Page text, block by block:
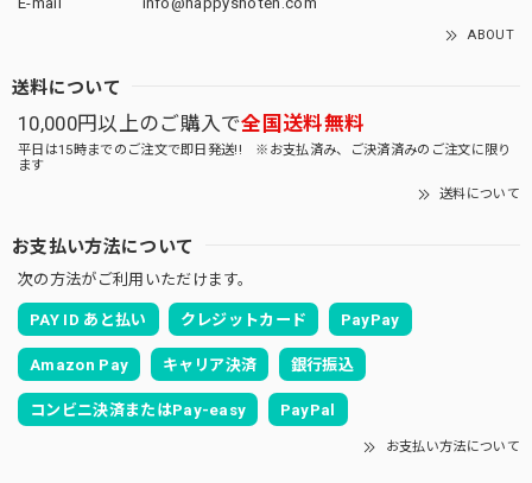
ABOUT
送料について
10,000円以上のご購入で全国送料無料
平日は15時までのご注文で即日発送!! ※お支払済み、ご決済済みのご注文に限り
ます
送料について
お支払い方法について
次の方法がご利用いただけます。
PAY ID あと払い クレジットカード PayPay
Amazon Pay キャリア決済 銀行振込
コンビニ決済またはPay-easy PayPal
お支払い方法について